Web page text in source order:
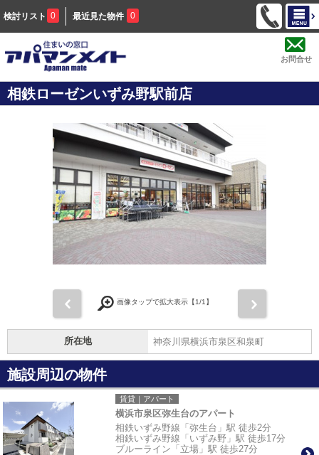
検討リスト 0 最近見た物件 0
お問合せ
相鉄ローゼンいずみ野駅前店
画像タップで拡大表示【1/1】
所在地 神奈川県横浜市泉区和泉町
施設周辺の物件
賃貸｜アパート
横浜市泉区弥生台のアパート
相鉄いずみ野線「弥生台」駅 徒歩2分
相鉄いずみ野線「いずみ野」駅 徒歩17分
ブルーライン「立場」駅 徒歩27分